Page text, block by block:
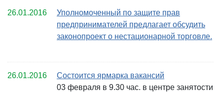
26.01.2016
Уполномоченный по защите прав
предпринимателей предлагает обсудить
законопроект о нестационарной торговле.
26.01.2016
Состоится ярмарка вакансий
03 февраля в 9.30 час. в центре занятости